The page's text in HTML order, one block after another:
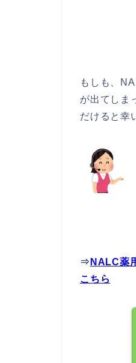
もしも、
が出てしま
だけると幸
⇒ NALC薬
こちら